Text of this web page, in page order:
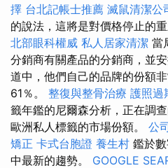
擇 台北記帳士推薦 滅鼠清潔公
的說法，這將是對價格停止的
北部眼科權威 私人居家清潔 當
分銷商有關產品的分銷商，並
道中，他們自己的品牌的份額
61％。 整復與整骨治療 護照過
籤年鑑的尼爾森分析，正在調
歐洲私人標籤的市場份額。 公
矯正 卡式台胞證 養生村 鑑於
中最新的趨勢。 GOOGLE